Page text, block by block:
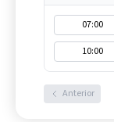
07:00
10:00
Anterior